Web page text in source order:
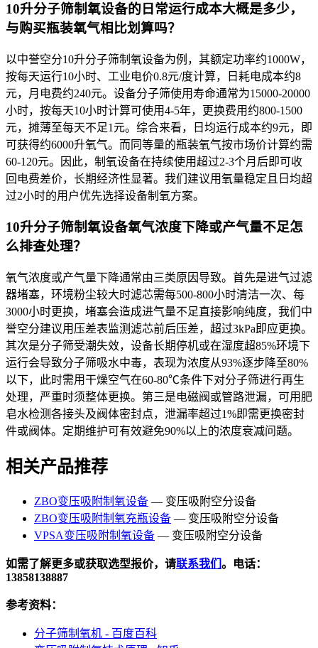
10升分子筛制氧设备的日常运行成本大概是多少，
与购买瓶装氧气相比划算吗？
以中誉空分10升分子筛制氧设备为例，其额定功率约1000W，
按每天运行10小时、工业电价0.8元/度计算，日耗电成本约8
元，月电费约240元。设备分子筛使用寿命通常为15000-20000
小时，按每天10小时计算可使用4-5年，更换费用约800-1500
元，摊薄至每天不足1元。综合来看，日均运行成本约9元，即
可获得约6000升氧气。而同等量的瓶装氧气按市场价计算约需
60-120元。因此，制氧设备在持续使用超过2-3个月后即可收
回电费差价，长期经济性显著。我们建议用氧量稳定且日均超
过2小时的用户优先选择设备制氧方案。
10升分子筛制氧设备氧气浓度下降或产气量不足怎
么排查处理？
氧气浓度或产气量下降通常由三类原因导致。首先是进气过滤
器堵塞，环境粉尘较大时滤芯需每500-800小时清洁一次、每
3000小时更换，堵塞会造成进气量不足直接影响纯度，我们中
誉空分建议用压差表监测滤芯前后压差，超过3kPa即应更换。
其次是分子筛受潮失效，设备长期停机或在湿度超85%环境下
运行会导致分子筛吸水中毒，表现为浓度从93%逐步降至80%
以下，此时需用干燥空气在60-80℃条件下对分子筛进行再生
处理，严重时须整体更换。第三是电磁阀或管路泄漏，可用肥
皂水检测各接头及阀体密封点，泄漏率超过1%即需更换密封
件或阀体。定期维护可有效避免90%以上的浓度衰减问题。
相关产品推荐
ZBO变压吸附制氧设备 — 变压吸附空分设备
ZBO变压吸附制氧充瓶设备 — 变压吸附空分设备
VPSA变压吸附制氧设备 — 变压吸附空分设备
如需了解更多或获取选型报价，请联系我们 。电话：
13858138887
参考资料：
分子筛制氧机 - 百度百科